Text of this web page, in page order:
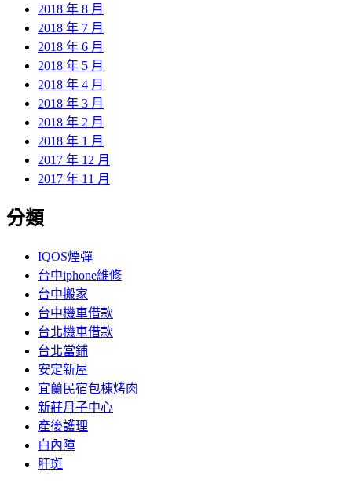
2018 年 8 月
2018 年 7 月
2018 年 6 月
2018 年 5 月
2018 年 4 月
2018 年 3 月
2018 年 2 月
2018 年 1 月
2017 年 12 月
2017 年 11 月
分類
IQOS煙彈
台中iphone維修
台中搬家
台中機車借款
台北機車借款
台北當鋪
安定新屋
宜蘭民宿包棟烤肉
新莊月子中心
產後護理
白內障
肝斑